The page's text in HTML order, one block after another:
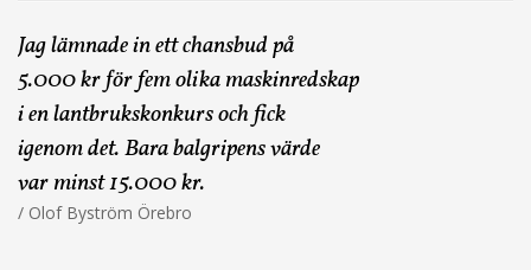
Jag lämnade in ett chansbud på
5.000 kr för fem olika maskinredskap
i en lantbrukskonkurs och fick
igenom det. Bara balgripens värde
var minst 15.000 kr.
/ Olof Byström Örebro